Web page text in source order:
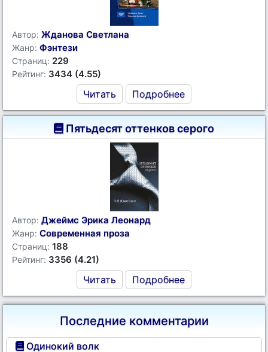
Автор: Жданова Светлана
Жанр: Фэнтези
Страниц: 229
Рейтинг: 3434 (4.55)
Читать Подробнее
Пятьдесят оттенков серого
Автор: Джеймс Эрика Леонард
Жанр: Современная проза
Страниц: 188
Рейтинг: 3356 (4.21)
Читать Подробнее
Последние комментарии
Одинокий волк